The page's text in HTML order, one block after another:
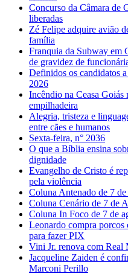
Concurso da Câmara de
liberadas
Zé Felipe adquire avião
família
Franquia da Subway em
de gravidez de
Definidos os candidatos
2026
Incêndio na Ceasa Goiás
empilhadeira
Alegria, tristeza e
entre cães e humanos
Sexta-feira, n° 2036
O que a Bíblia ensina
dignidade
Evangelho de Cristo é
pela violência
Coluna Antenado de 7
Coluna Cenário de 7 de
Coluna In Foco de 7 de
Leonardo compra porcos
para fazer PIX
Vini Jr. renova com Real
Jacqueline Zaiden é
Marconi Perillo